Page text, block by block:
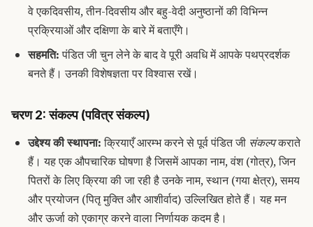
वे एकदिवसीय, तीन-दिवसीय और बहु-वेदी अनुष्ठानों की विभिन्न
प्रक्रियाओं और दक्षिणा के बारे में बताएँगे।
सहमति:पंडित जी चुन लेने के बाद वे पूरी अवधि में आपके पथप्रदर्शक
बनते हैं। उनकी विशेषज्ञता पर विश्वास रखें।
चरण 2: संकल्प (पवित्र संकल्प)
उद्देश्य की स्थापना:क्रियाएँ आरम्भ करने से पूर्व पंडित जी संकल्पकराते
हैं। यह एक औपचारिक घोषणा है जिसमें आपका नाम, वंश (गोत्र), जिन
पितरों के लिए क्रिया की जा रही है उनके नाम, स्थान (गया क्षेत्र), समय
और प्रयोजन (पितृ मुक्ति और आशीर्वाद) उल्लिखित होते हैं। यह मन
और ऊर्जा को एकाग्र करने वाला निर्णायक कदम है।